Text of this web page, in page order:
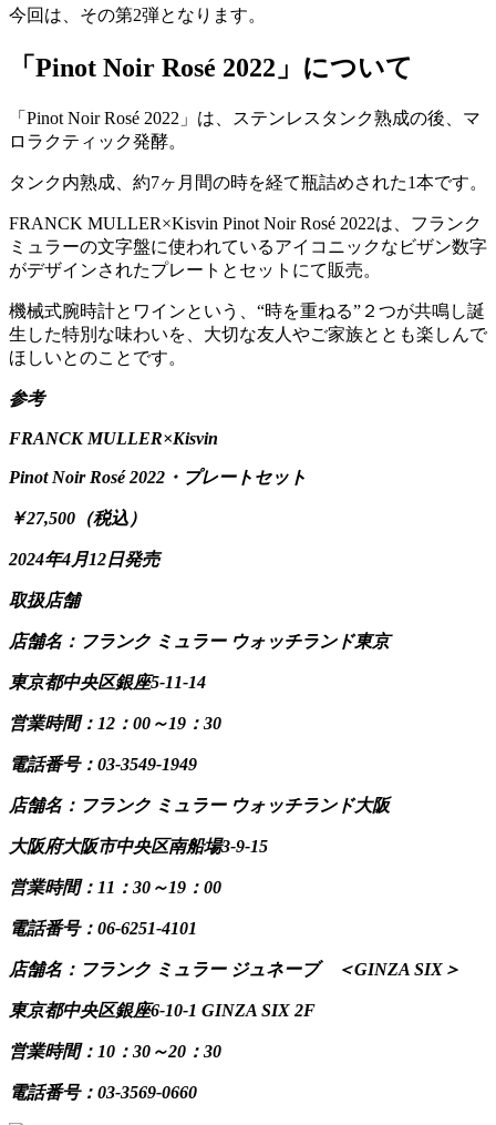
今回は、その第2弾となります。
「Pinot Noir Rosé 2022」について
「Pinot Noir Rosé 2022」は、ステンレスタンク熟成の後、マ
ロラクティック発酵。
タンク内熟成、約7ヶ月間の時を経て瓶詰めされた1本です。
FRANCK MULLER×Kisvin Pinot Noir Rosé 2022は、フランク
ミュラーの文字盤に使われているアイコニックなビザン数字
がデザインされたプレートとセットにて販売。
機械式腕時計とワインという、“時を重ねる”２つが共鳴し誕
生した特別な味わいを、大切な友人やご家族ととも楽しんで
ほしいとのことです。
参考
FRANCK MULLER×Kisvin
Pinot Noir Rosé 2022・プレートセット
￥27,500（税込）
2024年4月12日発売
取扱店舗
店舗名：フランク ミュラー ウォッチランド東京
東京都中央区銀座5-11-14
営業時間：12：00～19：30
電話番号：03-3549-1949
店舗名：フランク ミュラー ウォッチランド大阪
大阪府大阪市中央区南船場3-9-15
営業時間：11：30～19：00
電話番号：06-6251-4101
店舗名：フランク ミュラー ジュネーブ ＜GINZA SIX＞
東京都中央区銀座6-10-1 GINZA SIX 2F
営業時間：10：30～20：30
電話番号：03-3569-0660